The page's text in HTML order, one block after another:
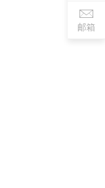
邮箱